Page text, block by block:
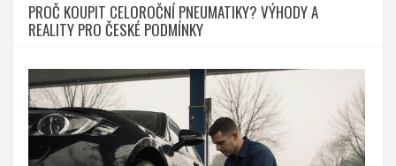
PROČ KOUPIT CELOROČNÍ PNEUMATIKY? VÝHODY A
REALITY PRO ČESKÉ PODMÍNKY